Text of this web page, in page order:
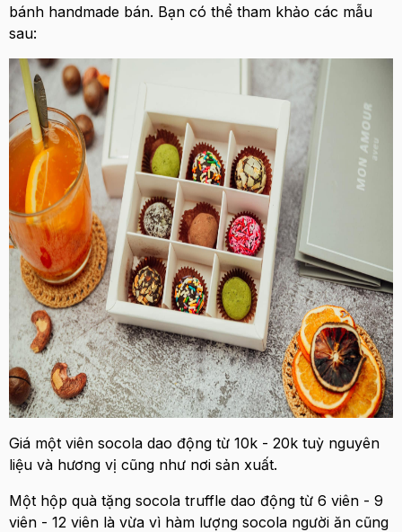
bánh handmade bán. Bạn có thể tham khảo các mẫu
sau:
Giá một viên socola dao động từ 10k - 20k tuỳ nguyên
liệu và hương vị cũng như nơi sản xuất.
Một hộp quà tặng socola truffle dao động từ 6 viên - 9
viên - 12 viên là vừa vì hàm lượng socola người ăn cũng